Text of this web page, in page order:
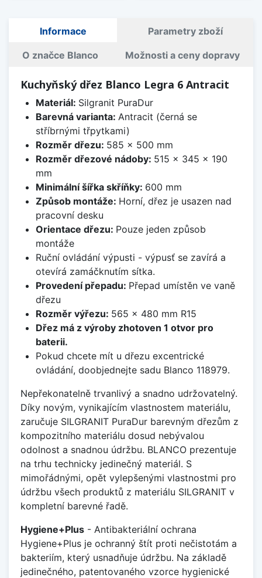
Informace Parametry zboží
O značce Blanco Možnosti a ceny dopravy
Kuchyňský dřez Blanco Legra 6 Antracit
Materiál: Silgranit PuraDur
Barevná varianta: Antracit (černá se
stříbrnými třpytkami)
Rozměr dřezu: 585 x 500 mm
Rozměr dřezové nádoby: 515 x 345 x 190
mm
Minimální šířka skříňky: 600 mm
Způsob montáže: Horní, dřez je usazen nad
pracovní desku
Orientace dřezu: Pouze jeden způsob
montáže
Ruční ovládání výpusti - výpusť se zavírá a
otevírá zamáčknutím sítka.
Provedení přepadu: Přepad umístěn ve vaně
dřezu
Rozměr výřezu: 565 x 480 mm R15
Dřez má z výroby zhotoven 1 otvor pro
baterii.
Pokud chcete mít u dřezu excentrické
ovládání, doobjednejte sadu Blanco 118979.
Nepřekonatelně trvanlivý a snadno udržovatelný.
Díky novým, vynikajícím vlastnostem materiálu,
zaručuje SILGRANIT PuraDur barevným dřezům z
kompozitního materiálu dosud nebývalou
odolnost a snadnou údržbu. BLANCO prezentuje
na trhu technicky jedinečný materiál. S
mimořádnými, opět vylepšenými vlastnostmi pro
údržbu všech produktů z materiálu SILGRANIT v
kompletní barevné řadě.
Hygiene+Plus - Antibakteriální ochrana
Hygiene+Plus je ochranný štít proti nečistotám a
bakteriím, který usnadňuje údržbu. Na základě
jedinečného, patentovaného vzorce hygienické